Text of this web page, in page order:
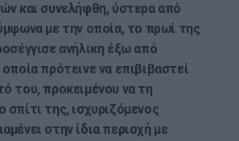
και συνελήφθη, ύστερα από
με την οποία, το πρωί της
ανήλικη έξω από
πρότεινε να επιβιβαστεί
του, προκειμένου να τη
σπίτι της, ισχυριζόμενος
στην ίδια περιοχή με